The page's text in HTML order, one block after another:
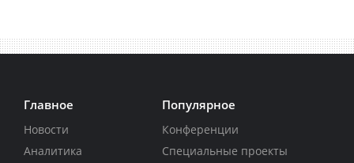
Главное
Новости
Аналитика
Популярное
Конференции
Специальные проекты